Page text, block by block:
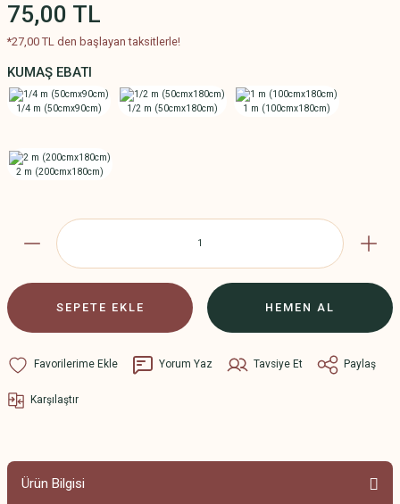
75,00 TL
*27,00 TL den başlayan taksitlerle!
KUMAŞ EBATI
SEPETE EKLE HEMEN AL
Yorum Yaz Tavsiye Et Paylaş
Karşılaştır
Ürün Bilgisi